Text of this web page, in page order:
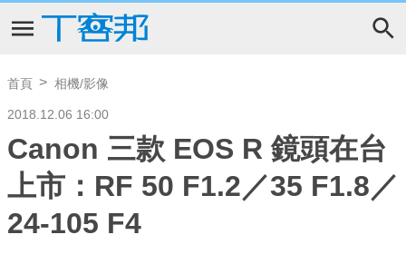
首頁 相機/影像
2018.12.06 16:00
Canon 三款 EOS R 鏡頭在台
上市：RF 50 F1.2／35 F1.8／
24-105 F4